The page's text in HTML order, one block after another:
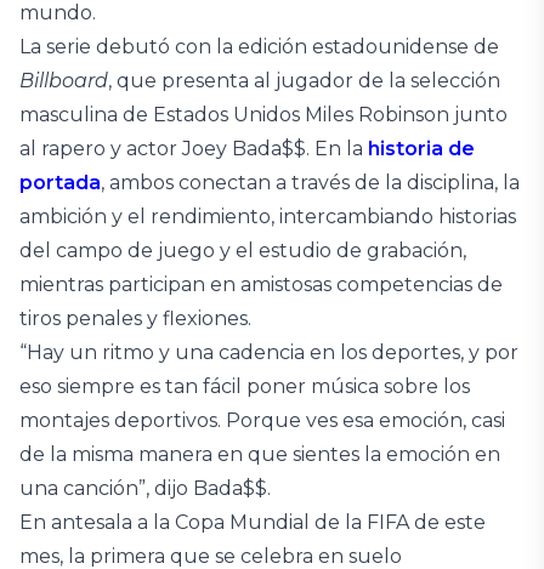
mundo.
La serie debutó con la edición estadounidense de
Billboard, que presenta al jugador de la selección
masculina de Estados Unidos Miles Robinson junto
al rapero y actor Joey Bada$$. En la historia de
portada, ambos conectan a través de la disciplina, la
ambición y el rendimiento, intercambiando historias
del campo de juego y el estudio de grabación,
mientras participan en amistosas competencias de
tiros penales y flexiones.
“Hay un ritmo y una cadencia en los deportes, y por
eso siempre es tan fácil poner música sobre los
montajes deportivos. Porque ves esa emoción, casi
de la misma manera en que sientes la emoción en
una canción”, dijo Bada$$.
En antesala a la Copa Mundial de la FIFA de este
mes, la primera que se celebra en suelo